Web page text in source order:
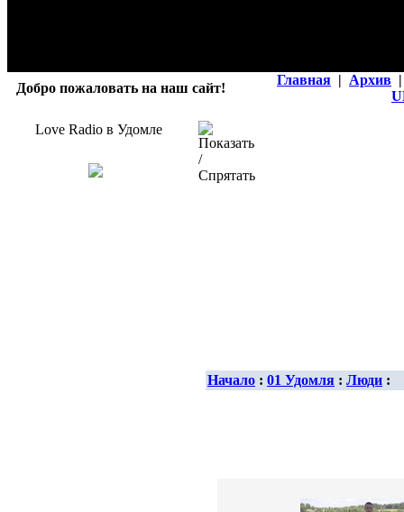
Добро пожаловать на наш сайт!
Главная | Архив |
Love Radio в Удомле
Начало : 01 Удомля : Люди :